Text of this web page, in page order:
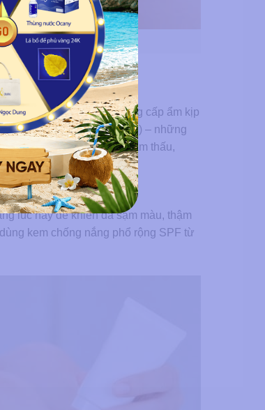
kích ứng
và dễ bong tróc nếu không cấp ẩm kịp
hoặc HA (Hyaluronic Acid) – những
lớp mỏng, để da tự thẩm thấu,
lúc này dễ khiến da sạm màu, thậm
kem chống nắng phổ rộng SPF từ